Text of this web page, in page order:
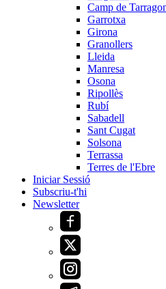
Camp de
Garrotxa
Girona
Granollers
Lleida
Manresa
Osona
Ripollès
Rubí
Sabadell
Sant Cugat
Solsona
Terrassa
Terres de l'Ebre
Iniciar Sessió
Subscriu-t'hi
Newsletter